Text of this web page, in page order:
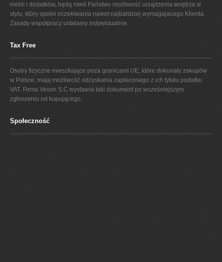
mebli i dodatków, będą mieli Państwo możliwość urządzenia wnętrza w
stylu, który spełni oczekiwania nawet najbardziej wymagajacego Klienta.
Zasady współpracy ustalamy indywidualnie.
Tax Free
Osoby fizyczne mieszkające poza granicami UE, które dokonały zakupów
w Polsce, mają możliwość odzyskania zapłaconego z ich tytułu podatku
VAT. Firma Vexon S.C wystawia taki dokument po wcześniejszym
zgłoszeniu od kupującego.
Społeczność